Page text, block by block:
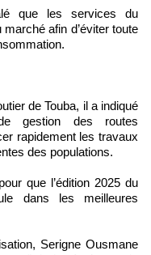
que les services du
afin d’éviter toute
de Touba, il a indiqué
gestion des routes
rapidement les travaux
des populations.
que l’édition 2025 du
dans les meilleures
Serigne Ousmane